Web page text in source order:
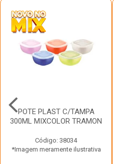
POTE PLAST C/TAMPA
300ML MIXCOLOR TRAMON
Código: 38034
*Imagem meramente ilustrativa